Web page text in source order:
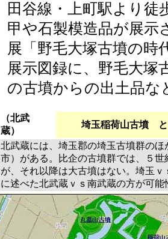
田谷線・上町駅より徒
甲や石製模造品が展示
展「野毛大塚古墳の時
展示図録に、野毛大塚
の古墳からの出土品
（北武
蔵）
埼玉稲荷山古墳
北武蔵には、埼玉郡の埼玉古墳群の
市）がある。比企の古墳群では、５
が、それ以降は大古墳はない。埼玉
に述べた北武蔵ｖｓ南武蔵の方が可能